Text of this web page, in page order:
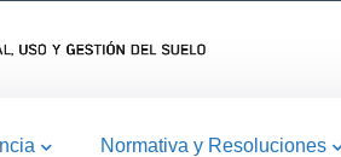
Normativa y Resoluciones